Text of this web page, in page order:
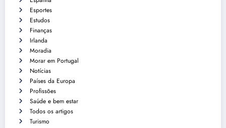
Esportes
Estudos
Finanças
Irlanda
Moradia
Morar em Portugal
Notícias
Países da Europa
Profissões
Saúde e bem estar
Todos os artigos
Turismo